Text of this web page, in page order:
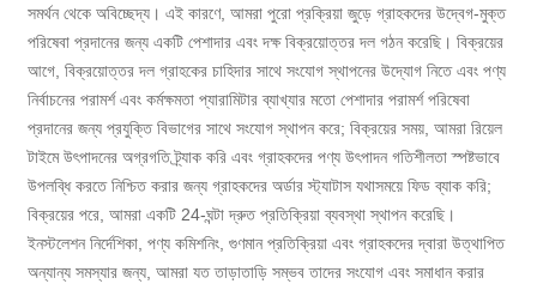
সমর্থন থেকে অবিচ্ছেদ্য। এই কারণে, আমরা পুরো প্রক্রিয়া জুড়ে গ্রাহকদের উদ্বেগ-মুক্ত
পরিষেবা প্রদানের জন্য একটি পেশাদার এবং দক্ষ বিক্রয়োত্তর দল গঠন করেছি। বিক্রয়ের
আগে, বিক্রয়োত্তর দল গ্রাহকের চাহিদার সাথে সংযোগ স্থাপনের উদ্যোগ নিতে এবং পণ্য
নির্বাচনের পরামর্শ এবং কর্মক্ষমতা প্যারামিটার ব্যাখ্যার মতো পেশাদার পরামর্শ পরিষেবা
প্রদানের জন্য প্রযুক্তি বিভাগের সাথে সংযোগ স্থাপন করে; বিক্রয়ের সময়, আমরা রিয়েল
টাইমে উৎপাদনের অগ্রগতি ট্র্যাক করি এবং গ্রাহকদের পণ্য উৎপাদন গতিশীলতা স্পষ্টভাবে
উপলব্ধি করতে নিশ্চিত করার জন্য গ্রাহকদের অর্ডার স্ট্যাটাস যথাসময়ে ফিড ব্যাক করি;
বিক্রয়ের পরে, আমরা একটি 24-ঘন্টা দ্রুত প্রতিক্রিয়া ব্যবস্থা স্থাপন করেছি।
ইনস্টলেশন নির্দেশিকা, পণ্য কমিশনিং, গুণমান প্রতিক্রিয়া এবং গ্রাহকদের দ্বারা উত্থাপিত
অন্যান্য সমস্যার জন্য, আমরা যত তাড়াতাড়ি সম্ভব তাদের সংযোগ এবং সমাধান করার